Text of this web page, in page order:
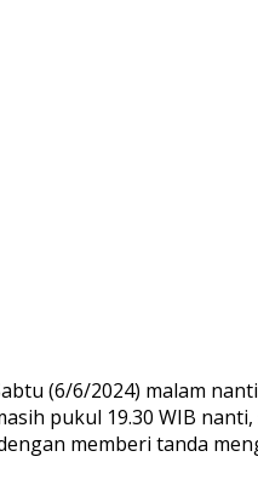
(6/6/2024) malam
pukul 19.30 WIB
memberi tanda